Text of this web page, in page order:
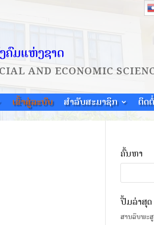
ຄົມແຫ່ງຊາດ
AND ECONOMIC
ເຂົ້າສູ່ລະບົບ ສຳລັບສະມາຊິກ ຕິດ
ຄົ້ນຫາ
ປື້ມລ່າສຸດ
ສານລຶບພະ